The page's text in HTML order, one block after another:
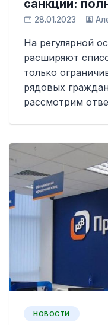
санкции:
28.01.2023
На регулярной
расширяют
только
рядовых
рассмотрим
НОВОСТИ